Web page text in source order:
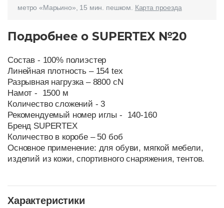
метро «Марьино», 15 мин. пешком. Карта проезда
Подробнее о SUPERTEX №20
Состав - 100% полиэстер
Линейная плотность – 154 tex
Разрывная нагрузка – 8800 cN
Намот - 1500 м
Количество сложений - 3
Рекомендуемый номер иглы - 140-160
Бренд SUPERTEX
Количество в коробе – 50 боб
Основное применение: для обуви, мягкой мебели,
изделий из кожи, спортивного снаряжения, тентов.
Характеристики